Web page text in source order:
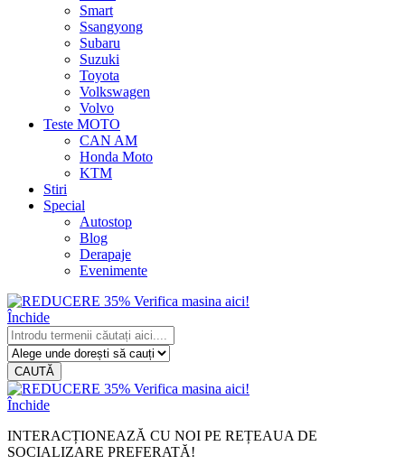
Smart
Ssangyong
Subaru
Suzuki
Toyota
Volkswagen
Volvo
Teste MOTO
CAN AM
Honda Moto
KTM
Stiri
Special
Autostop
Blog
Derapaje
Evenimente
Închide
CAUTĂ
Închide
INTERACȚIONEAZĂ CU NOI PE REȚEAUA DE
SOCIALIZARE PREFERATĂ!